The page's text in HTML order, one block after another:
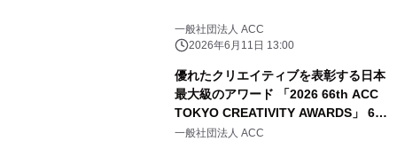
一般社団法人 ACC
2026年6月11日 13:00
優れたクリエイティブを表彰する日本
最大級のアワード 「2026 66th ACC
TOKYO CREATIVITY AWARDS」 6月
1日(月)よりエントリー受付開始！
一般社団法人 ACC